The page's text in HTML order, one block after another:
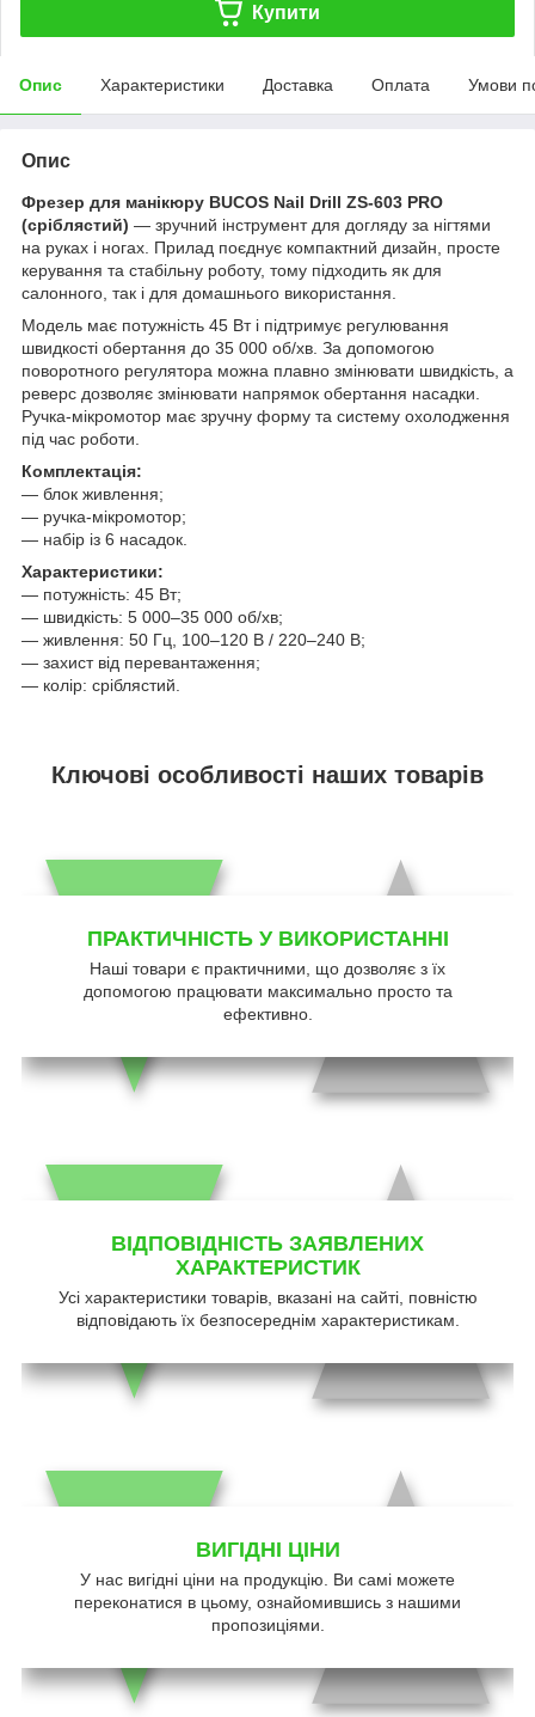
Купити
Опис Характеристики Доставка Оплата Умови
Опис
Фрезер для манікюру BUCOS Nail Drill ZS-603 PRO
(сріблястий) — зручний інструмент для догляду за нігтями
на руках і ногах. Прилад поєднує компактний дизайн, просте
керування та стабільну роботу, тому підходить як для
салонного, так і для домашнього використання.
Модель має потужність 45 Вт і підтримує регулювання
швидкості обертання до 35 000 об/хв. За допомогою
поворотного регулятора можна плавно змінювати швидкість, а
реверс дозволяє змінювати напрямок обертання насадки.
Ручка-мікромотор має зручну форму та систему охолодження
під час роботи.
Комплектація:
— блок живлення;
— ручка-мікромотор;
— набір із 6 насадок.
Характеристики:
— потужність: 45 Вт;
— швидкість: 5 000–35 000 об/хв;
— живлення: 50 Гц, 100–120 В / 220–240 В;
— захист від перевантаження;
— колір: сріблястий.
Ключові особливості наших товарів
ПРАКТИЧНІСТЬ У ВИКОРИСТАННІ
Наші товари є практичними, що дозволяє з їх
допомогою працювати максимально просто та
ефективно.
ВІДПОВІДНІСТЬ ЗАЯВЛЕНИХ
ХАРАКТЕРИСТИК
Усі характеристики товарів, вказані на сайті, повністю
відповідають їх безпосереднім характеристикам.
ВИГІДНІ ЦІНИ
У нас вигідні ціни на продукцію. Ви самі можете
переконатися в цьому, ознайомившись з нашими
пропозиціями.